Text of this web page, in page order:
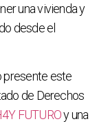
una vivienda y
desde el
presente este
de Derechos
FUTUROy una